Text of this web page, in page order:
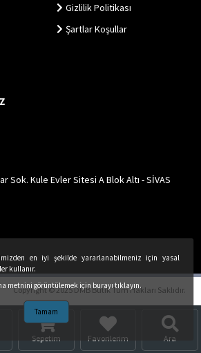
Gizlilik Politikası
Şartlar Koşullar
Sok. Kule Evler Sitesi A Blok Altı - SİVAS
Copyright © 2025 DMB Butik Tüm Hakları Saklıdır.
Sepetim Favorilerim Ara
en iyi şekilde yararlanabilmeniz için yasal
kullanır.
metnini görüntülemek için burayı tıklayın.
Tamam